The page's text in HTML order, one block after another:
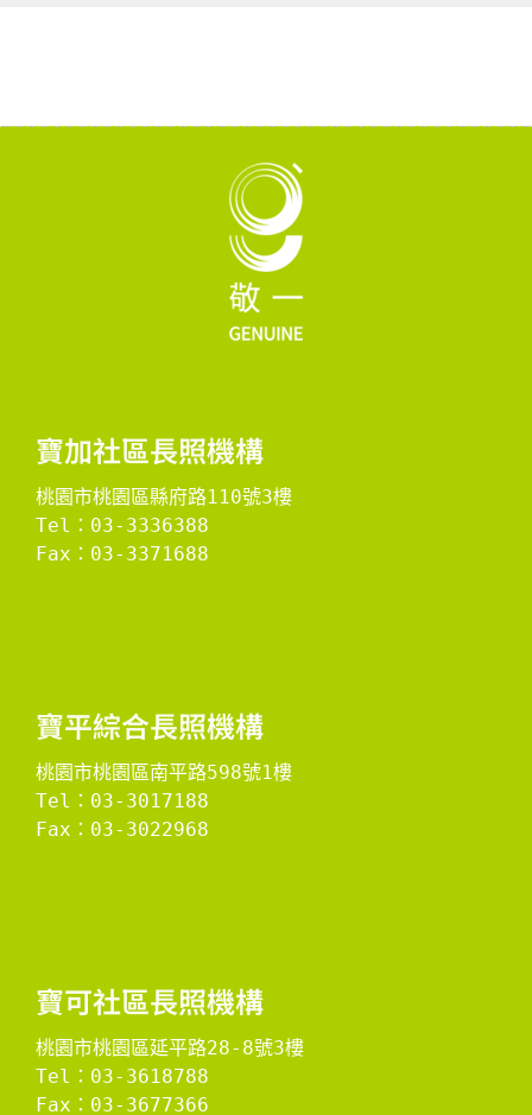
寶加社區長照機構
桃園市桃園區縣府路110號3樓
Tel：03-3336388
Fax：03-3371688
​寶平綜合長照機構​
桃園市桃園區南平路598號1樓
Tel：03-3017188
Fax：03-3022968
​寶可社區長照機構​
桃園市桃園區延平路28-8號3樓
Tel：03-3618788
Fax：03-3677366